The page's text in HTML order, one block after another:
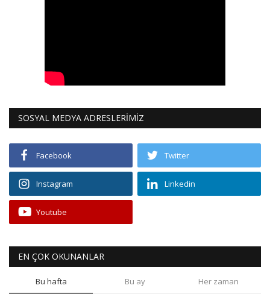
SOSYAL MEDYA ADRESLERİMİZ
Facebook Twitter
Instagram Linkedin
Youtube
EN ÇOK OKUNANLAR
Bu hafta Bu ay Her zaman